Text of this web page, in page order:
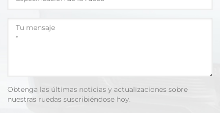
Obtenga las últimas noticias y actualizaciones sobre
nuestras ruedas suscribiéndose hoy.